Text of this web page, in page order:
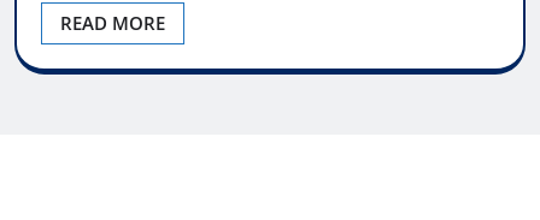
READ MORE